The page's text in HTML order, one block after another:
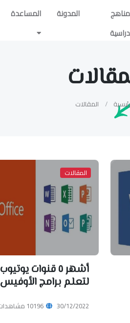
مناهج
دراسية
المدونة المساعدة
المقالات
المقالات
أشهر ٥ قنوات يوتيوب
لتعلم برامج الأوفيس
30/12/2022 10196 مشاهدات